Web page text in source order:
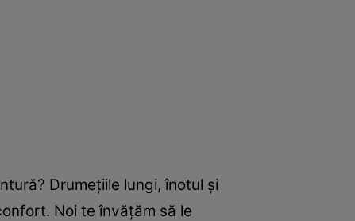
Drumeţiile lungi, înotul şi
Noi te învăţăm să le